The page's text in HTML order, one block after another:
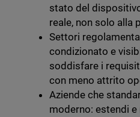
stato del
reale, non solo alla
Settori
condizionato e
soddisfare i
con meno attrito
Aziende che
moderno: estendi